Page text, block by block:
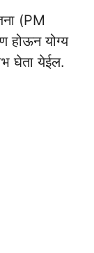
(PM
होऊन योग्य
घेता येईल.